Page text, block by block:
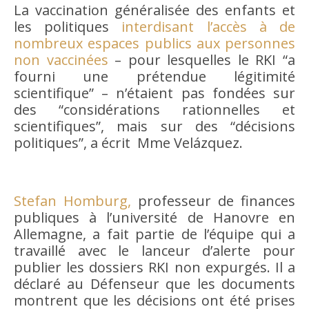
La vaccination généralisée des enfants et
les politiques interdisant l’accès à de
nombreux espaces publics aux personnes
non vaccinées – pour lesquelles le RKI “a
fourni une prétendue légitimité
scientifique” – n’étaient pas fondées sur
des “considérations rationnelles et
scientifiques”, mais sur des “décisions
politiques”, a écrit Mme Velázquez.
Stefan Homburg, professeur de finances
publiques à l’université de Hanovre en
Allemagne, a fait partie de l’équipe qui a
travaillé avec le lanceur d’alerte pour
publier les dossiers RKI non expurgés. Il a
déclaré au Défenseur que les documents
montrent que les décisions ont été prises